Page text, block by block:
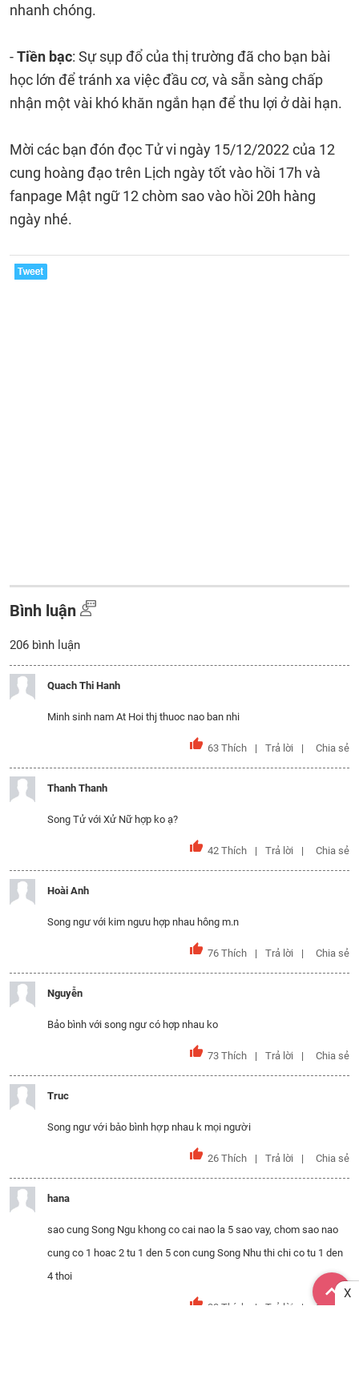
nhanh chóng.
-Tiền bạc: Sự sụp đổ của thị trường đã cho bạn bài
học lớn để tránh xa việc đầu cơ, và sẵn sàng chấp
nhận một vài khó khăn ngắn hạn để thu lợi ở dài hạn.
Mời các bạn đón đọc Tử vi ngày 15/12/2022 của 12
cung hoàng đạo trên Lịch ngày tốt vào hồi 17h và
fanpage Mật ngữ 12 chòm sao vào hồi 20h hàng
ngày nhé.
Bình luận
206 bình luận
Quach Thi Hanh
Minh sinh nam At Hoi thj thuoc nao ban nhi
63 Thích Trả lời Chia sẻ
Thanh Thanh
Song Tử với Xử Nữ hợp ko ạ?
42 Thích Trả lời Chia sẻ
Hoài Anh
Song ngư với kim ngưu hợp nhau hông m.n
76 Thích Trả lời Chia sẻ
Nguyễn
Bảo bình với song ngư có hợp nhau ko
73 Thích Trả lời Chia sẻ
Truc
Song ngư với bảo bình hợp nhau k mọi người
26 Thích Trả lời Chia sẻ
hana
sao cung Song Ngu khong co cai nao la 5 sao vay, chom sao nao
cung co 1 hoac 2 tu 1 den 5 con cung Song Nhu thi chi co tu 1 den
4 thoi
33 Thích Trả lời Chia sẻ
X